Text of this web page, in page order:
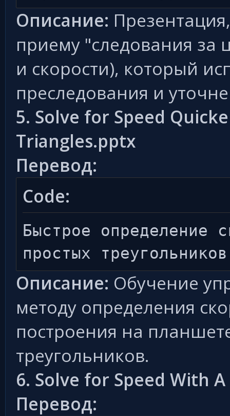
Описание:
приему "следования за
и скорости), который
преследования и
5. Solve for Speed
Triangles.pptx
Перевод:
Code:
Быстрое определение
простых
Описание: Обучение
методу определения
построения на
треугольников.
6. Solve for Speed With
Перевод: